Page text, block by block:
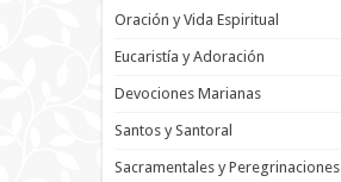
Oración y Vida Espiritual
Eucaristía y Adoración
Devociones Marianas
Santos y Santoral
Sacramentales y Peregrinaciones